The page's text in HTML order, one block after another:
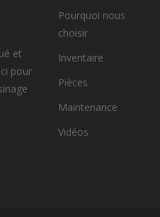
et
pour
Pourquoi nous
choisir
Inventaire
Pièces
Maintenance
Vidéos